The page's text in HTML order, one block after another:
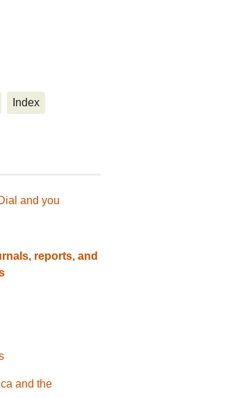
Index
and you
reports, and
and the